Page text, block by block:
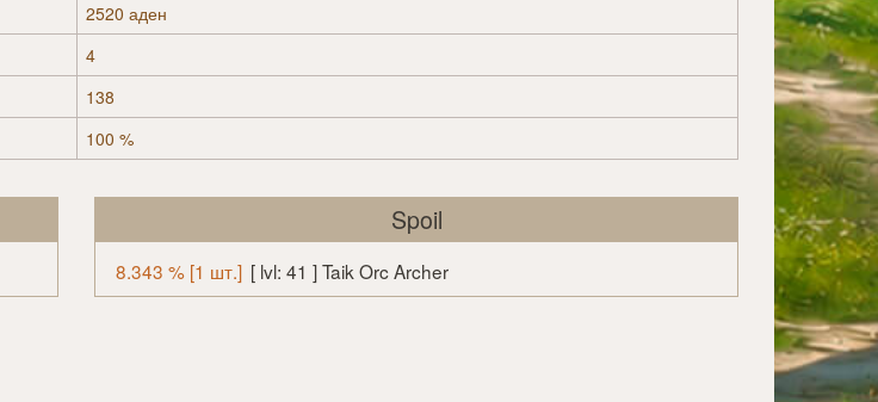
2520 аден
4
138
100 %
Spoil
8.343 % [1 шт.] [ lvl: 41 ] Taik Orc Archer